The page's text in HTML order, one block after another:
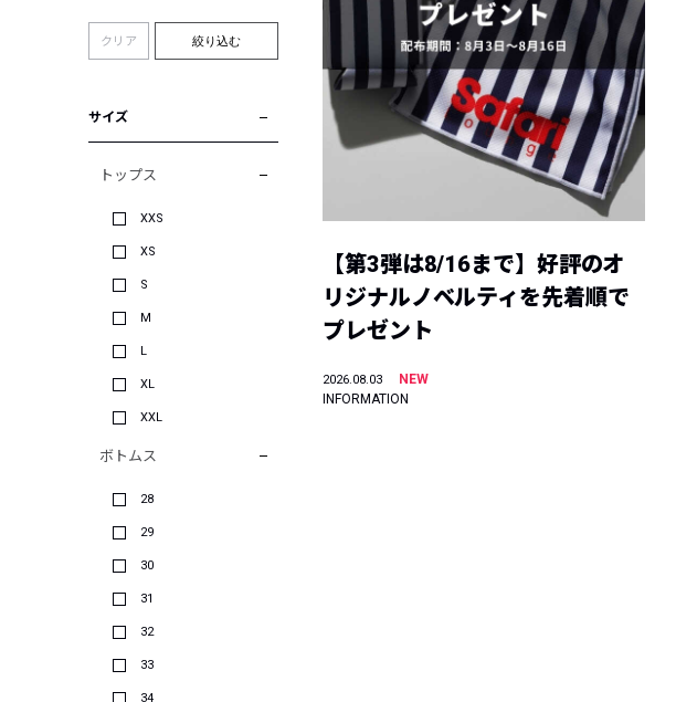
クリア 絞り込む
サイズ
トップス
XXS
XS
S
M
L
XL
XXL
ボトムス
28
29
30
31
32
33
34
【第3弾は8/16まで】好評のオ
リジナルノベルティを先着順で
プレゼント
2026.08.03
NEW
INFORMATION